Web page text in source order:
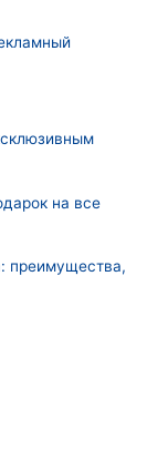
на все
преимущества,